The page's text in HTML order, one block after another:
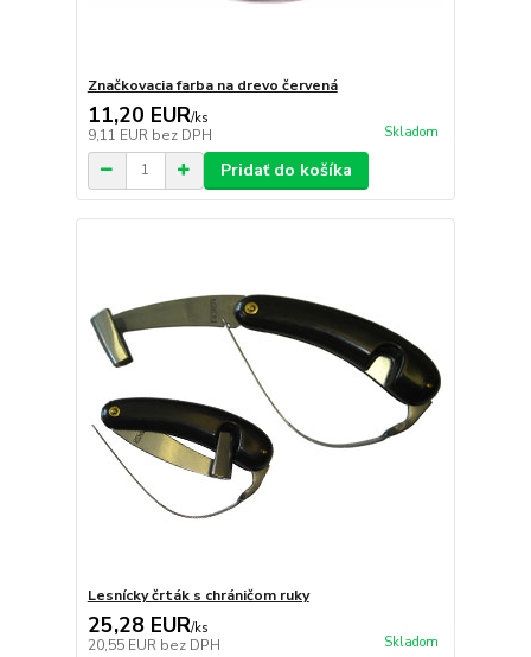
Značkovacia farba na drevo červená
11,20 EUR/ks
9,11 EUR bez DPH Skladom
Pridať do košíka
Lesnícky črták s chráničom ruky
25,28 EUR/ks
20,55 EUR bez DPH Skladom